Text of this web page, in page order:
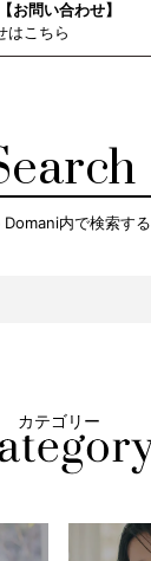
【お問い合わせ】
はこちら
Domani内で検索する
カテゴリー